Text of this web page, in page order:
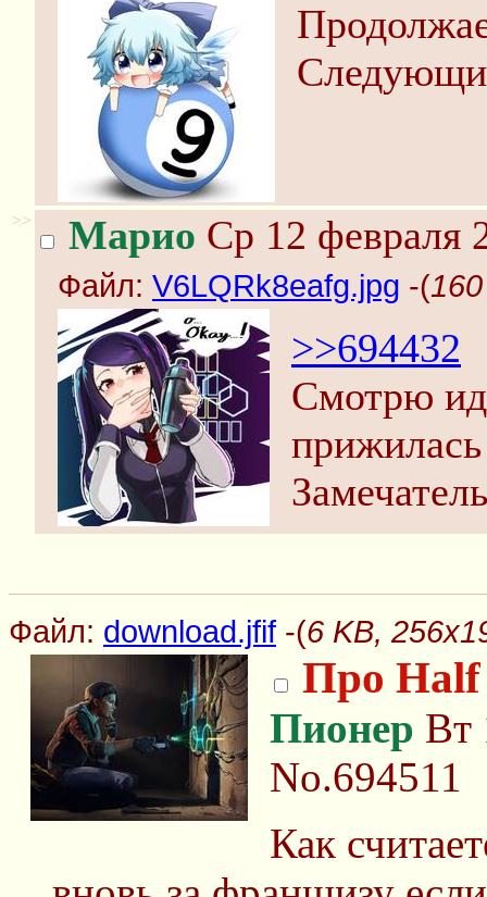
>> Марио Ср 12 февраля
Файл: V6LQRk8eafg.jpg -(
>>694432
Смотрю
Файл: download.jfif-(6 KB,
Про
Пионер Вт
No.694511
Как